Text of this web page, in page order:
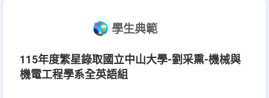
學生典範
115年度繁星錄取國立中山大學-劉采熏-機械與
機電工程學系全英語組